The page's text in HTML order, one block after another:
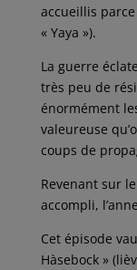
accueillis
« Yaya »).
La guerre
très peu de
énormément
valeureuse
coups de
Revenant sur
accompli,
Cet épisode
Hàsebock »